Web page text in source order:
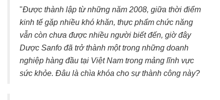
"Được thành lập từ những năm 2008, giữa thời điểm
kinh tế gặp nhiều khó khăn, thực phẩm chức năng
vẫn còn chưa được nhiều người biết đến, giờ đây
Dược Sanfo đã trở thành một trong những doanh
nghiệp hàng đầu tại Việt Nam trong mảng lĩnh vực
sức khỏe. Đâu là chìa khóa cho sự thành công này?